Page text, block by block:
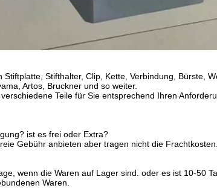
Stiftplatte, Stifthalter, Clip, Kette, Verbindung, Bürste,
Artos, Bruckner und so weiter.
Teile für Sie entsprechend Ihren
ist es frei oder Extra?
Gebühr anbieten aber tragen nicht die
wenn die Waren auf Lager sind. oder es ist 10-50
Waren.